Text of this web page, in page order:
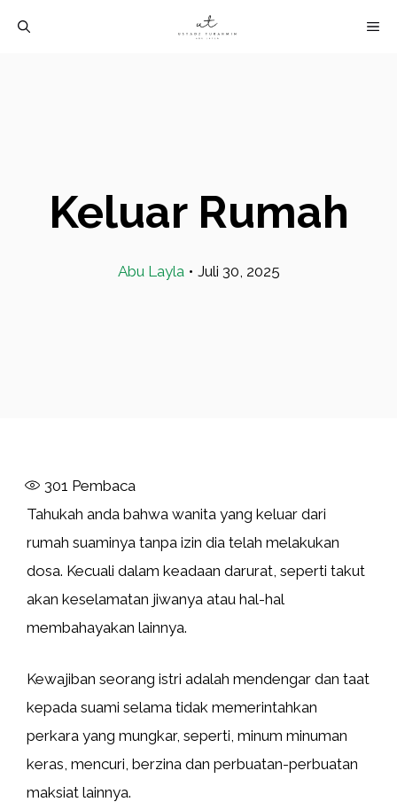
Keluar Rumah
Abu Layla • Juli 30, 2025
301 Pembaca
Tahukah anda bahwa wanita yang keluar dari
rumah suaminya tanpa izin dia telah melakukan
dosa. Kecuali dalam keadaan darurat, seperti takut
akan keselamatan jiwanya atau hal-hal
membahayakan lainnya.
Kewajiban seorang istri adalah mendengar dan taat
kepada suami selama tidak memerintahkan
perkara yang mungkar, seperti, minum minuman
keras, mencuri, berzina dan perbuatan-perbuatan
maksiat lainnya.